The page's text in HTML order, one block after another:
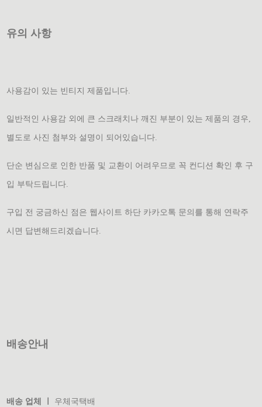
유의 사항
사용감이 있는 빈티지 제품입니다.
일반적인 사용감 외에 큰 스크래치나 깨진 부분이 있는 제품의 경우,
별도로 사진 첨부와 설명이 되어있습니다.
단순 변심으로 인한 반품 및 교환이 어려우므로 꼭 컨디션 확인 후 구
입 부탁드립니다.
구입 전 궁금하신 점은 웹사이트 하단 카카오톡 문의를 통해 연락주
시면 답변해드리겠습니다.
배송안내
배송 업체 ㅣ 우체국택배